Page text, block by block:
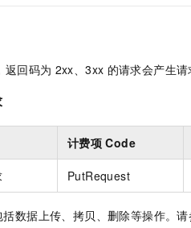
返回码为 2xx、3xx 的请求会产生
计费项 Code
PutRequest
数据上传、拷贝、删除等操作。
NEW
模态的模型效果
新一代 AI 视频生成模型，深度适配广告营销等场景
大模型服务平台
大模型服务平台
灵活可视化地构建
人工智能平台
能力提升
堂（旗舰版）
决方案
OA 办公系统
400电话
广告营销